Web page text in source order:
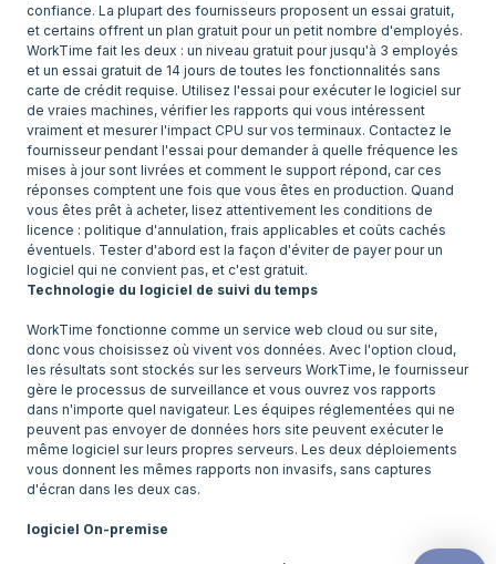
confiance. La plupart des fournisseurs proposent un essai gratuit,
et certains offrent un plan gratuit pour un petit nombre d'employés.
WorkTime fait les deux : un niveau gratuit pour jusqu'à 3 employés
et un essai gratuit de 14 jours de toutes les fonctionnalités sans
carte de crédit requise. Utilisez l'essai pour exécuter le logiciel sur
de vraies machines, vérifier les rapports qui vous intéressent
vraiment et mesurer l'impact CPU sur vos terminaux. Contactez le
fournisseur pendant l'essai pour demander à quelle fréquence les
mises à jour sont livrées et comment le support répond, car ces
réponses comptent une fois que vous êtes en production. Quand
vous êtes prêt à acheter, lisez attentivement les conditions de
licence : politique d'annulation, frais applicables et coûts cachés
éventuels. Tester d'abord est la façon d'éviter de payer pour un
logiciel qui ne convient pas, et c'est gratuit.
Technologie du logiciel de suivi du temps
WorkTime fonctionne comme un service web cloud ou sur site,
donc vous choisissez où vivent vos données. Avec l'option cloud,
les résultats sont stockés sur les serveurs WorkTime, le fournisseur
gère le processus de surveillance et vous ouvrez vos rapports
dans n'importe quel navigateur. Les équipes réglementées qui ne
peuvent pas envoyer de données hors site peuvent exécuter le
même logiciel sur leurs propres serveurs. Les deux déploiements
vous donnent les mêmes rapports non invasifs, sans captures
d'écran dans les deux cas.
logiciel On-premise